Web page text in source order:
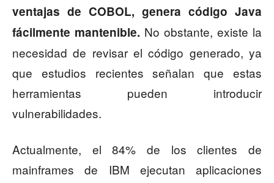
ventajas de COBOL, genera código Java
fácilmente mantenible. No obstante, existe la
necesidad de revisar el código generado, ya
que estudios recientes señalan que estas
herramientas pueden introducir
vulnerabilidades.
Actualmente, el 84% de los clientes de
mainframes de IBM ejecutan aplicaciones